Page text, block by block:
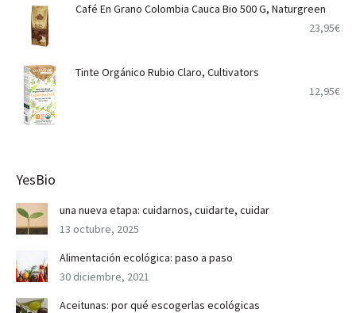
Café En Grano Colombia Cauca Bio 500 G, Naturgreen
23,95€
Tinte Orgánico Rubio Claro, Cultivators
12,95€
YesBio
una nueva etapa: cuidarnos, cuidarte, cuidar
13 octubre, 2025
Alimentación ecológica: paso a paso
30 diciembre, 2021
Aceitunas: por qué escogerlas ecológicas